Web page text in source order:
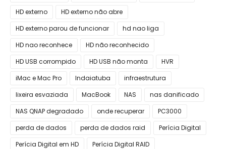
HD externo
HD externo não abre
HD externo parou de funcionar
hd nao liga
HD nao reconhece
HD não reconhecido
HD USB corrompido
HD USB não monta
HVR
iMac e Mac Pro
Indaiatuba
infraestrutura
lixeira esvaziada
MacBook NAS
nas danificado
NAS QNAP degradado
onde recuperar
PC3000
perda de dados
perda de dados raid
Perícia Digital
Perícia Digital em HD
Perícia Digital RAID